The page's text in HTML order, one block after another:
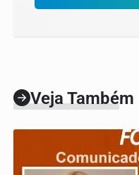
Veja Também